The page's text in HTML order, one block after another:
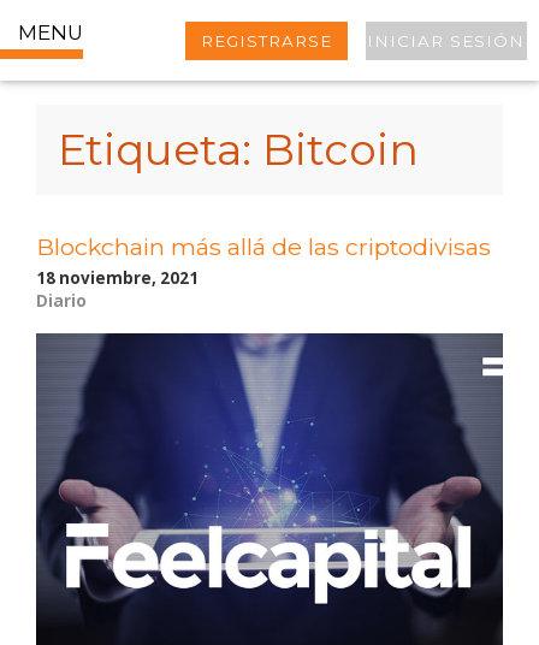
MENU REGISTRARSE INICIAR SESIÓN
Etiqueta: Bitcoin
Blockchain más allá de las criptodivisas
18 noviembre, 2021
Diario